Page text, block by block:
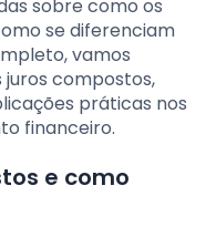
sobre como os
se diferenciam
vamos
compostos,
práticas nos
financeiro.
e como